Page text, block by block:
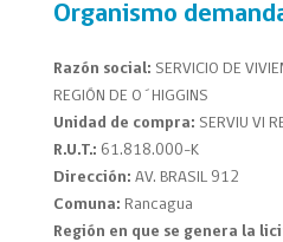
Organismo
Razón social: SERVICIO DE
REGIÓN DE O´HIGGINS
Unidad de compra: SERVIU VI
R.U.T.: 61.818.000-K
Dirección: AV. BRASIL 912
Comuna: Rancagua
Región en que se genera la